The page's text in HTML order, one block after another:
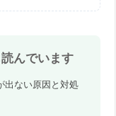
んでいます
出ない原因と対処